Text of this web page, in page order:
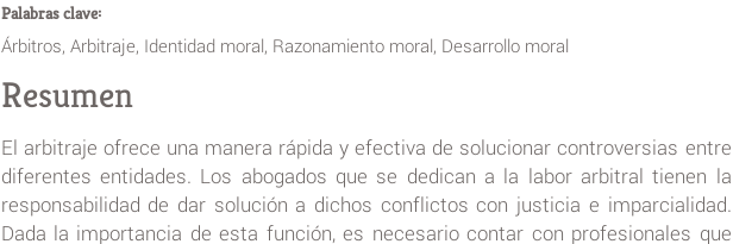
Palabras clave:
Árbitros, Arbitraje, Identidad moral, Razonamiento moral, Desarrollo moral
Resumen
El arbitraje ofrece una manera rápida y efectiva de solucionar controversias entre
diferentes entidades. Los abogados que se dedican a la labor arbitral tienen la
responsabilidad de dar solución a dichos conflictos con justicia e imparcialidad.
Dada la importancia de esta función, es necesario contar con profesionales que